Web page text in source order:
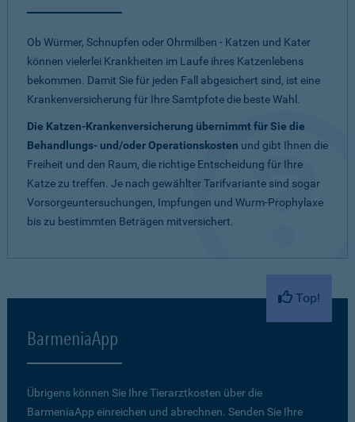
Ob Würmer, Schnupfen oder Ohrmilben - Katzen und Kater
können vielerlei Krankheiten im Laufe ihres Katzenlebens
bekommen. Damit Sie für jeden Fall abgesichert sind, ist eine
Krankenversicherung für Ihre Samtpfote die beste Wahl.
Die Katzen-Krankenversicherung übernimmt für Sie die
Behandlungs- und/oder Operationskosten und gibt Ihnen die
Freiheit und den Raum, die richtige Entscheidung für Ihre
Katze zu treffen. Je nach gewählter Tarifvariante sind sogar
Vorsorgeuntersuchungen, Impfungen und Wurm-Prophylaxe
bis zu bestimmten Beträgen mitversichert.
Top!
BarmeniaApp
Übrigens können Sie Ihre Tierarztkosten über die
BarmeniaApp einreichen und abrechnen. Senden Sie Ihre